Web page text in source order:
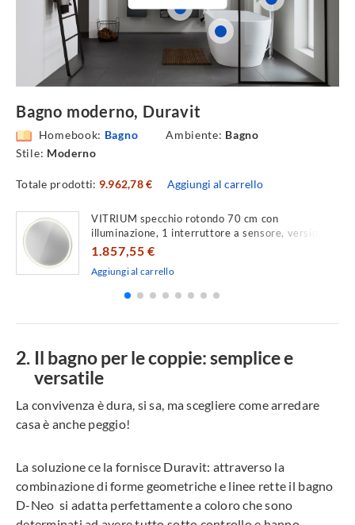
Bagno moderno, Duravit
Homebook: Bagno Ambiente: Bagno
Stile: Moderno
Totale prodotti: 9.962,78 € Aggiungi al carrello
VITRIUM specchio rotondo 70 cm con
illuminazione, 1 interruttore a sensore, versione
Sensor, colore bianco finitura opaco
1.857,55 €
Aggiungi al carrello
Il bagno per le coppie: semplice e
versatile
La convivenza è dura, si sa, ma scegliere come arredare
casa è anche peggio!
La soluzione ce la fornisce Duravit: attraverso la
combinazione di forme geometriche e linee rette il bagno
D-Neo si adatta perfettamente a coloro che sono